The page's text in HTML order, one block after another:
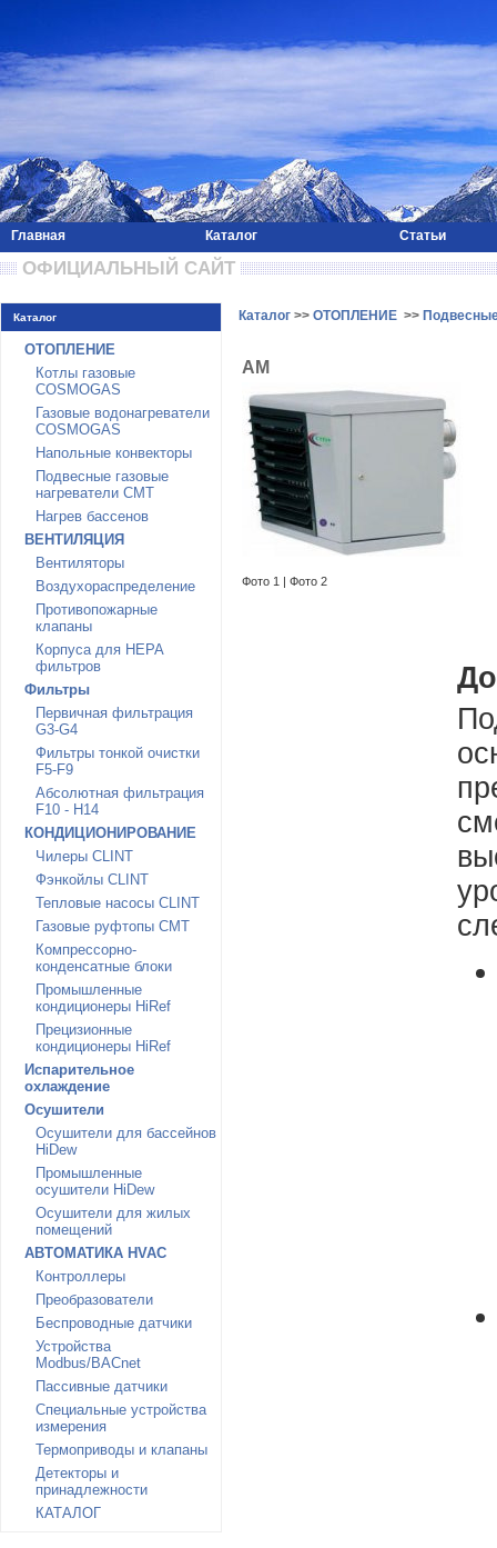
Главная Каталог Статьи
ОФИЦИАЛЬНЫЙ САЙТ
Каталог
ОТОПЛЕНИЕ
Котлы газовые
COSMOGAS
Газовые водонагреватели
COSMOGAS
Напольные конвекторы
Подвесные газовые
нагреватели CMT
Нагрев бассенов
ВЕНТИЛЯЦИЯ
Вентиляторы
Воздухораспределение
Противопожарные
клапаны
Корпуса для HEPA
фильтров
Фильтры
Первичная фильтрация
G3-G4
Фильтры тонкой очистки
F5-F9
Абсолютная фильтрация
F10 - H14
КОНДИЦИОНИРОВАНИЕ
Чилеры CLINT
Фэнкойлы CLINT
Тепловые насосы CLINT
Газовые руфтопы CMT
Компрессорно-
конденсатные блоки
Промышленные
кондиционеры HiRef
Прецизионные
кондиционеры HiRef
Испарительное
охлаждение
Осушители
Осушители для бассейнов
HiDew
Промышленные
осушители HiDew
Осушители для жилых
помещений
АВТОМАТИКА HVAC
Контроллеры
Преобразователи
Беспроводные датчики
Устройства
Modbus/BACnet
Пассивные датчики
Специальные устройства
измерения
Термоприводы и клапаны
Детекторы и
принадлежности
КАТАЛОГ
Каталог >> ОТОПЛЕНИЕ >>
AM
Фото 1 | Фото 2